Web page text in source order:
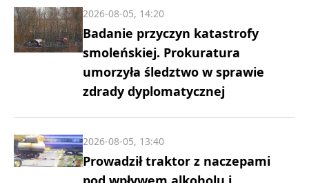
Badanie przyczyn katastrofy
smoleńskiej. Prokuratura
umorzyła śledztwo w sprawie
zdrady dyplomatycznej
2026-08-05, 14:20
Prowadził traktor z naczepami
2026-08-05, 13:40